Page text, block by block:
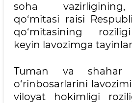
soha
qo‘mitasi raisi
qo‘mitasining
keyin lavozimga
Tuman va shahar
o‘rinbosarlarini
viloyat hokimligi